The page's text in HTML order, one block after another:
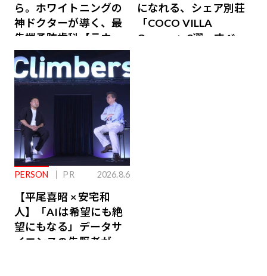
ら。ホワイトニングの
神ドクターが導く、最
先端予防歯科【ラウン
ジ会員特典あり】
になれる、シェア別荘
「COCO VILLA
Owners」3選。すべて
PERSON PR 2026.8.6
【平尾喜昭 × 安宅和
人】「AIは希望にも絶
望にもなる」データサ
イエンスの先駆者が語